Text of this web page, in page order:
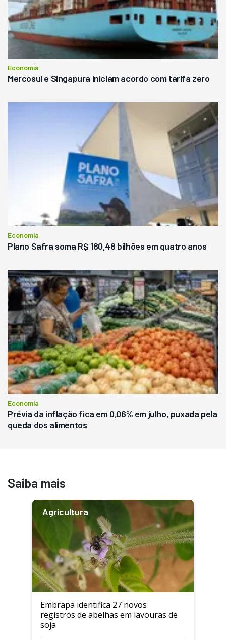
Economia
Mercosul e Singapura iniciam acordo com tarifa zero
Economia
Plano Safra soma R$ 180,48 bilhões em quatro anos
Economia
Prévia da inflação fica em 0,06% em julho, puxada pela
queda dos alimentos
Saiba mais
Agricultura
Embrapa identifica 27 novos
registros de abelhas em lavouras de
soja